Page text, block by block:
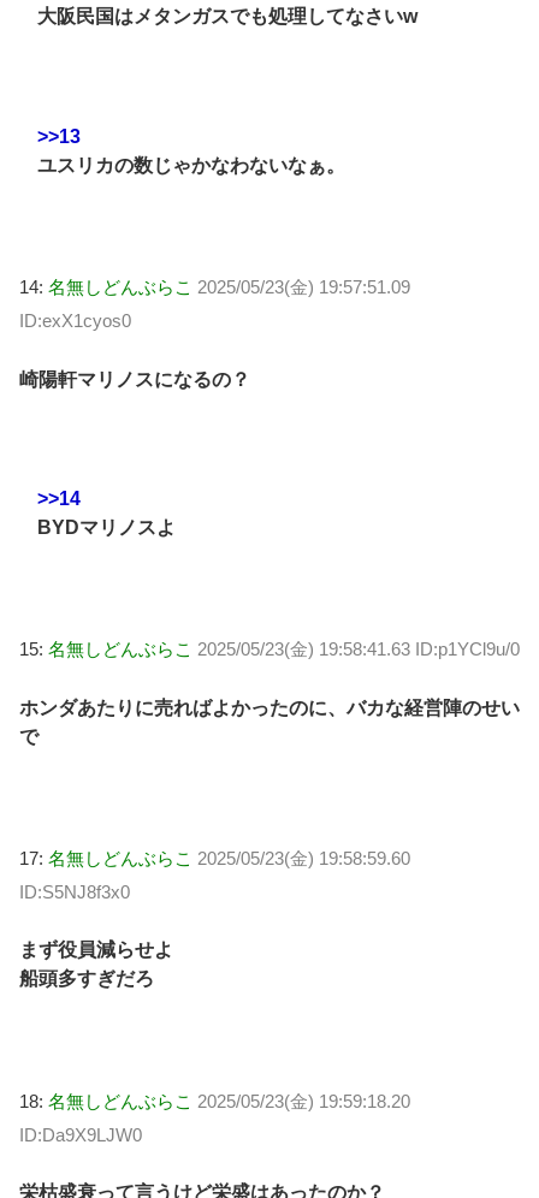
大阪民国はメタンガスでも処理してなさいw
>>13
ユスリカの数じゃかなわないなぁ。
14: 名無しどんぶらこ 2025/05/23(金) 19:57:51.09
ID:exX1cyos0
崎陽軒マリノスになるの？
>>14
BYDマリノスよ
15: 名無しどんぶらこ 2025/05/23(金) 19:58:41.63 ID:p1YCl9u/0
ホンダあたりに売ればよかったのに、バカな経営陣のせい
で
17: 名無しどんぶらこ 2025/05/23(金) 19:58:59.60
ID:S5NJ8f3x0
まず役員減らせよ
船頭多すぎだろ
18: 名無しどんぶらこ 2025/05/23(金) 19:59:18.20
ID:Da9X9LJW0
栄枯盛衰って言うけど栄盛はあったのか？